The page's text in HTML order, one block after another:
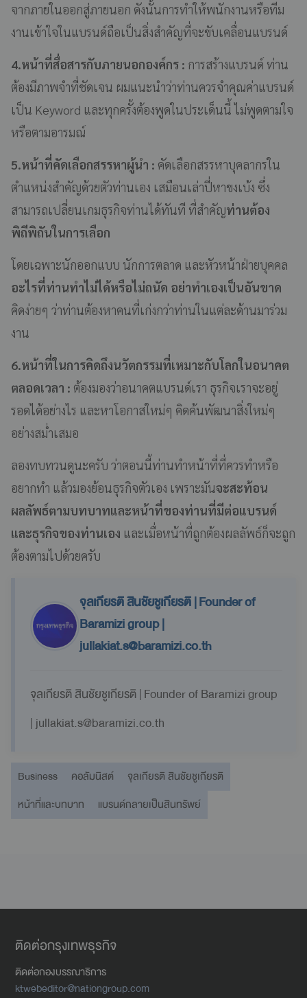
จากภายในออกสู่ภายนอก ดังนั้นการทำให้พนักงานหรือทีม
งานเข้าใจในแบรนด์ถือเป็นสิ่งสำคัญที่จะขับเคลื่อนแบรนด์
4.หน้าที่สื่อสารกับภายนอกองค์กร : การสร้างแบรนด์ ท่าน
ต้องมีภาพจำที่ชัดเจน ผมแนะนำว่าท่านควรจำคุณค่าแบรนด์
เป็น Keyword และทุกครั้งต้องพูดในประเด็นนี้ ไม่พูดตามใจ
หรือตามอารมณ์
5.หน้าที่คัดเลือกสรรหาผู้นำ : คัดเลือกสรรหาบุคลากรใน
ตำแหน่งสำคัญด้วยตัวท่านเอง เสมือนเล่าปี่หาขงเบ้ง ซึ่ง
สามารถเปลี่ยนเกมธุรกิจท่านได้ทันที ที่สำคัญท่านต้อง
พิถีพิถันในการเลือก
โดยเฉพาะนักออกแบบ นักการตลาด และหัวหน้าฝ่ายบุคคล
อะไรที่ท่านทำไม่ได้หรือไม่ถนัด อย่าทำเองเป็นอันขาด
คิดง่ายๆ ว่าท่านต้องหาคนที่เก่งกว่าท่านในแต่ละด้านมาร่วม
งาน
6.หน้าที่ในการคิดถึงนวัตกรรมที่เหมาะกับโลกในอนาคต
ตลอดเวลา : ต้องมองว่าอนาคตแบรนด์เรา ธุรกิจเราจะอยู่
รอดได้อย่างไร และหาโอกาสใหม่ๆ คิดค้นพัฒนาสิ่งใหม่ๆ
อย่างสม่ำเสมอ
ลองทบทวนดูนะครับ ว่าตอนนี้ท่านทำหน้าที่ที่ควรทำหรือ
อยากทำ แล้วมองย้อนธุรกิจตัวเอง เพราะมันจะสะท้อน
ผลลัพธ์ตามบทบาทและหน้าที่ของท่านที่มีต่อแบรนด์
และธุรกิจของท่านเอง และเมื่อหน้าที่ถูกต้องผลลัพธ์ก็จะถูก
ต้องตามไปด้วยครับ
จุลเกียรติ สินชัยชูเกียรติ | Founder of
Baramizi group |
jullakiat.s@baramizi.co.th
จุลเกียรติ สินชัยชูเกียรติ | Founder of Baramizi group
| jullakiat.s@baramizi.co.th
Business คอลัมนิสต์
จุลเกียรติ สินชัยชูเกียรติ
หน้าที่และบทบาท
แบรนด์กลายเป็นสินทรัพย์
ติดต่อกรุงเทพธุรกิจ
ติดต่อกองบรรณาธิการ
ktwebeditor@nationgroup.com